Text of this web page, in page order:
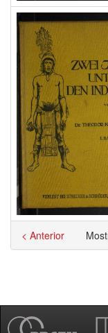
< Anterior